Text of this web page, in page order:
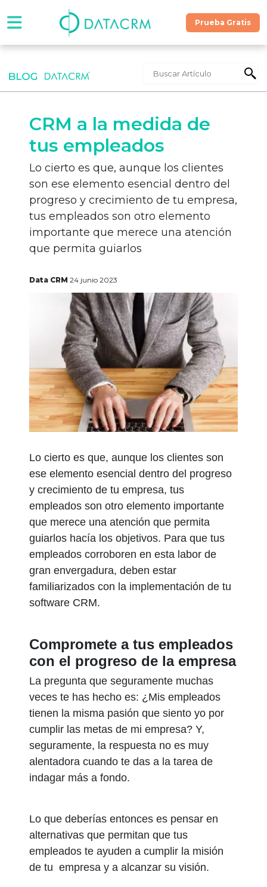
Software
Recursos
¡Hablemos!
Prueba
Prueba Gratis
CRM a la medida de
tus empleados
Lo cierto es que, aunque los clientes
son ese elemento esencial dentro del
progreso y crecimiento de tu empresa,
tus empleados son otro elemento
importante que merece una atención
que permita guiarlos
Data CRM 24 junio 2023
Lo cierto es que, aunque los clientes son
ese elemento esencial dentro del progreso
y crecimiento de tu empresa, tus
empleados son otro elemento importante
que merece una atención que permita
guiarlos hacía los objetivos. Para que tus
empleados corroboren en esta labor de
gran envergadura, deben estar
familiarizados con la implementación de tu
software CRM.
Compromete a tus empleados
con el progreso de la empresa
La pregunta que seguramente muchas
veces te has hecho es: ¿Mis empleados
tienen la misma pasión que siento yo por
cumplir las metas de mi empresa? Y,
seguramente, la respuesta no es muy
alentadora cuando te das a la tarea de
indagar más a fondo.
Lo que deberías entonces es pensar en
alternativas que permitan que tus
empleados te ayuden a cumplir la misión
de tu empresa y a alcanzar su visión.